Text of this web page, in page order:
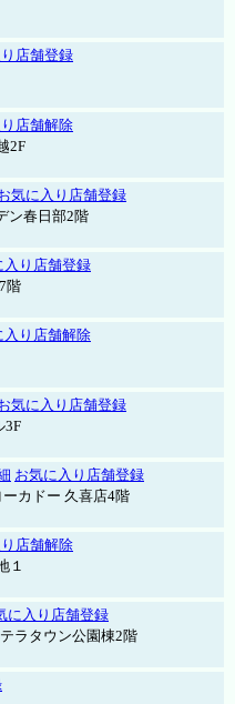
店舗登録
店舗解除
2F
気に入り店舗登録
ン春日部2階
入り店舗登録
階
入り店舗解除
気に入り店舗登録
3F
お気に入り店舗登録
カドー 久喜店4階
店舗解除
１
に入り店舗登録
ラタウン公園棟2階